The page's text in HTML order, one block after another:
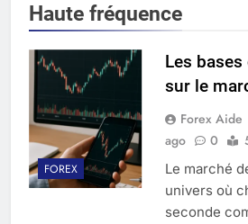
Haute fréquence
FOREX
Les bases
sur le
Forex Aide
ago
0
Le marché
univers où
seconde